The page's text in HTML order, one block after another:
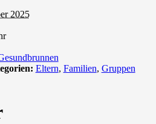
2025
Eltern, Familien, Gruppen